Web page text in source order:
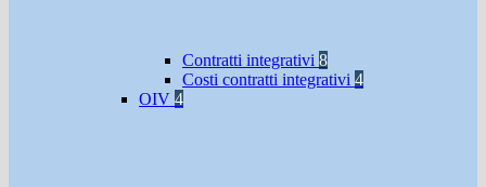
Contratti integrativi 8
Costi contratti integrativi 4
OIV 4